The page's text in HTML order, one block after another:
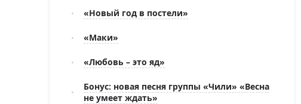
«Новый год в постели»
«Маки»
«Любовь – это яд»
Бонус: новая песня группы «Чили» «Весна
не умеет ждать»